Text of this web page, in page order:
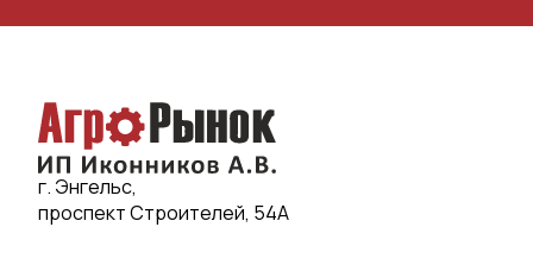
г. Энгельс,
проспект Строителей, 54А